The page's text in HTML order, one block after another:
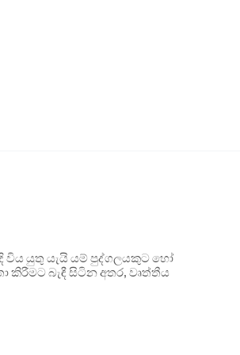
යුතු යැයි යම් පුද්ගලයකුට හෝ
කිරීමට බැඳී සිටින අතර, වෘත්තීය